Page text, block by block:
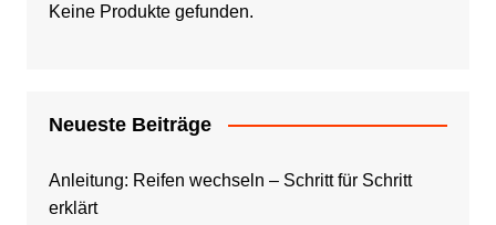
Keine Produkte gefunden.
Neueste Beiträge
Anleitung: Reifen wechseln – Schritt für Schritt
erklärt